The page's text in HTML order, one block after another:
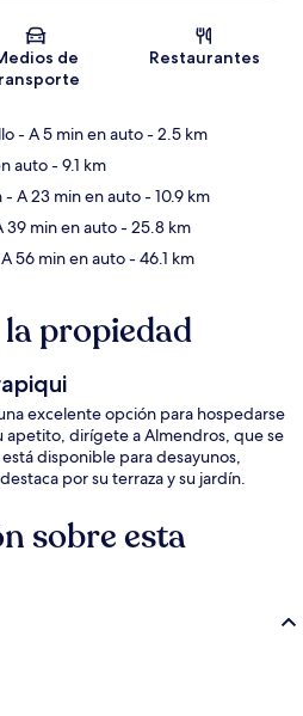
Sección del mapa
de
Restaurantes
- A 5 min en auto- 2.5 km
auto- 9.1 km
- A 23 min en auto- 10.9 km
39 min en auto- 25.8 km
56 min en auto- 46.1 km
propiedad
excelente opción para hospedarse
apetito, dirígete a Almendros, que se
disponible para desayunos,
por su terraza y su jardín.
sobre esta